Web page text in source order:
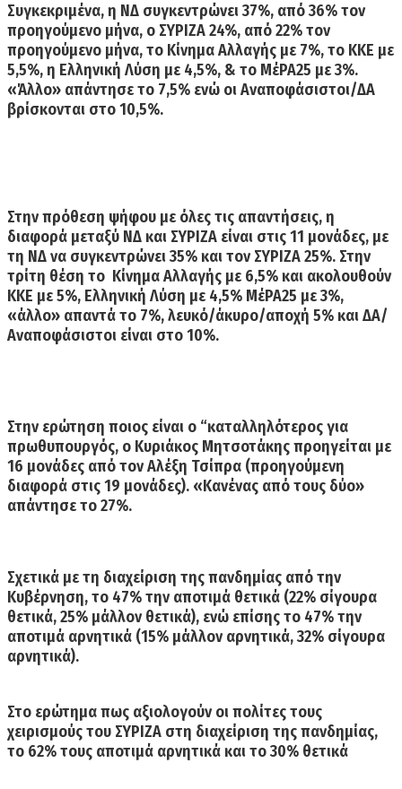
Συγκεκριμένα, η ΝΔ συγκεντρώνει 37%, από 36% τον
προηγούμενο μήνα, ο ΣΥΡΙΖΑ 24%, από 22% τον
προηγούμενο μήνα,το Κίνημα Αλλαγής με 7%, το ΚΚΕ με
5,5%, η Ελληνική Λύση με 4,5%, & το ΜέΡΑ25 με 3%.
«Άλλο» απάντησε το 7,5% ενώ οι Αναποφάσιστοι/ΔΑ
βρίσκονται στο 10,5%.
Στην πρόθεση ψήφου με όλες τις απαντήσεις, η
διαφορά μεταξύ ΝΔ και ΣΥΡΙΖΑ είναι στις 11 μονάδες, με
τη ΝΔ να συγκεντρώνει 35% και τον ΣΥΡΙΖΑ 25%. Στην
τρίτη θέση το Κίνημα Αλλαγής με 6,5% και ακολουθούν
ΚΚΕ με 5%, Ελληνική Λύση με 4,5% ΜέΡΑ25 με 3%,
«άλλο» απαντά το 7%, λευκό/άκυρο/αποχή 5% και ΔΑ/
Αναποφάσιστοι είναι στο 10%.
Στην ερώτηση ποιος είναι ο “καταλληλότερος για
πρωθυπουργός, ο Κυριάκος Μητσοτάκης προηγείται με
16 μονάδες από τον Αλέξη Τσίπρα (προηγούμενη
διαφορά στις 19 μονάδες). «Κανένας από τους δύο»
απάντησε το 27%.
Σχετικά με τη διαχείριση της πανδημίας από την
Κυβέρνηση, το 47% την αποτιμά θετικά (22% σίγουρα
θετικά, 25% μάλλον θετικά), ενώ επίσης το 47% την
αποτιμά αρνητικά (15% μάλλον αρνητικά, 32% σίγουρα
αρνητικά).
Στο ερώτημα πως αξιολογούν οι πολίτες τους
χειρισμούς του ΣΥΡΙΖΑ στη διαχείριση της πανδημίας,
το 62% τους αποτιμά αρνητικάκαι το 30% θετικά